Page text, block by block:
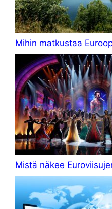
Mihin matkustaa
Mistä näkee